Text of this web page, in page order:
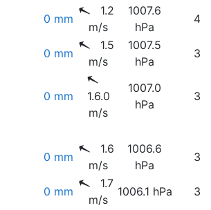
0 mm
1.2
m/s
1007.6
hPa
0 mm
1.5
m/s
1007.5
hPa
0 mm
1.6.0
m/s
1007.0
hPa
0 mm
1.6
m/s
1006.6
hPa
0 mm
1.7
m/s
1006.1 hPa